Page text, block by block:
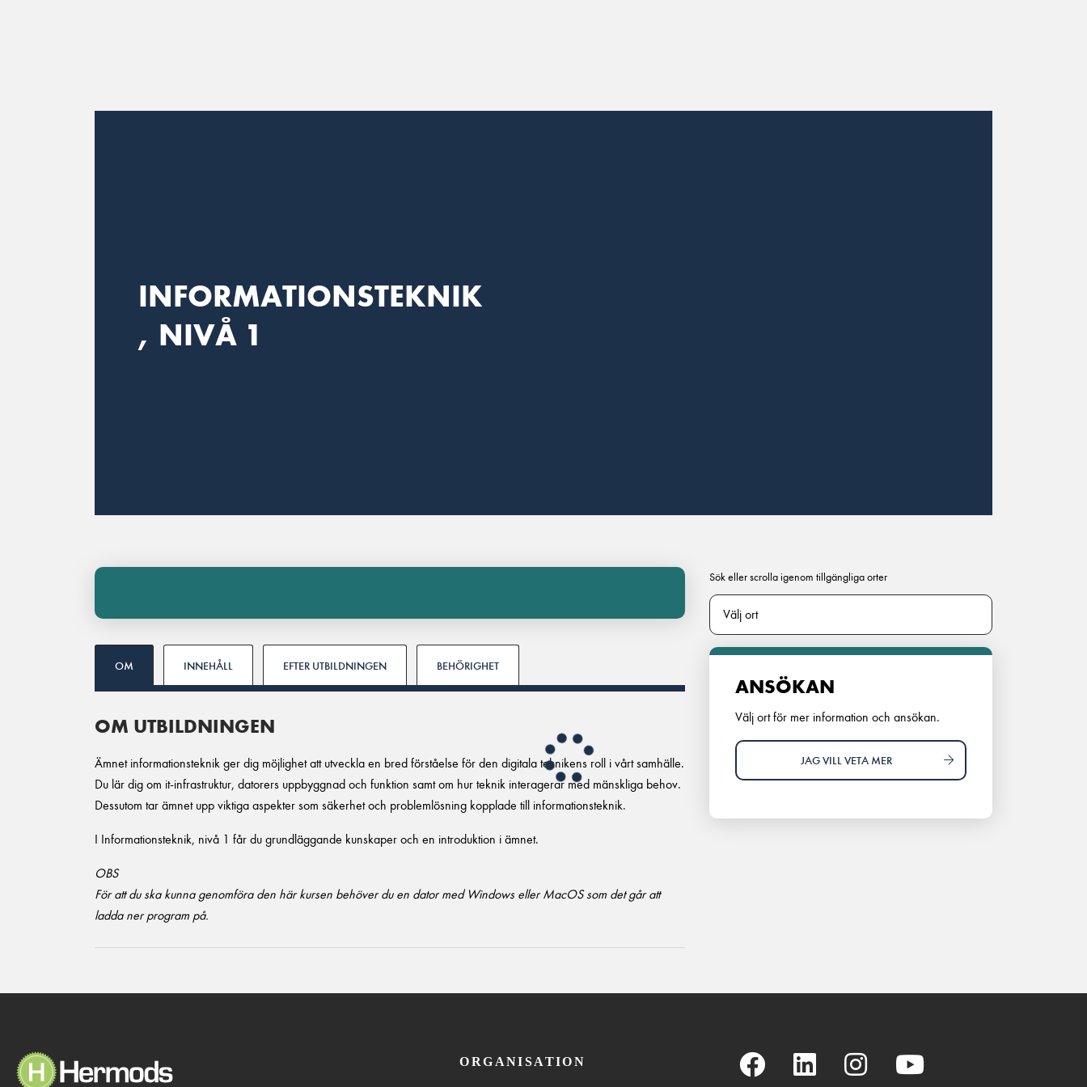
INFORMATIONSTEKNIK
, NIVÅ 1
OM INNEHÅLL EFTER UTBILDNINGEN BEHÖRIGHET
OM UTBILDNINGEN
Ämnet informationsteknik ger dig möjlighet att utveckla en bred förståelse för den digitala teknikens roll i vårt samhälle.
Du lär dig om it-infrastruktur, datorers uppbyggnad och funktion samt om hur teknik interagerar med mänskliga behov.
Dessutom tar ämnet upp viktiga aspekter som säkerhet och problemlösning kopplade till informationsteknik.
I Informationsteknik, nivå 1 får du grundläggande kunskaper och en introduktion i ämnet.
OBS
För att du ska kunna genomföra den här kursen behöver du en dator med Windows eller MacOS som det går att
ladda ner program på.
Sök eller scrolla igenom tillgängliga orter
ANSÖKAN
Välj ort för mer information och ansökan.
JAG VILL VETA MER
ORGANISATION